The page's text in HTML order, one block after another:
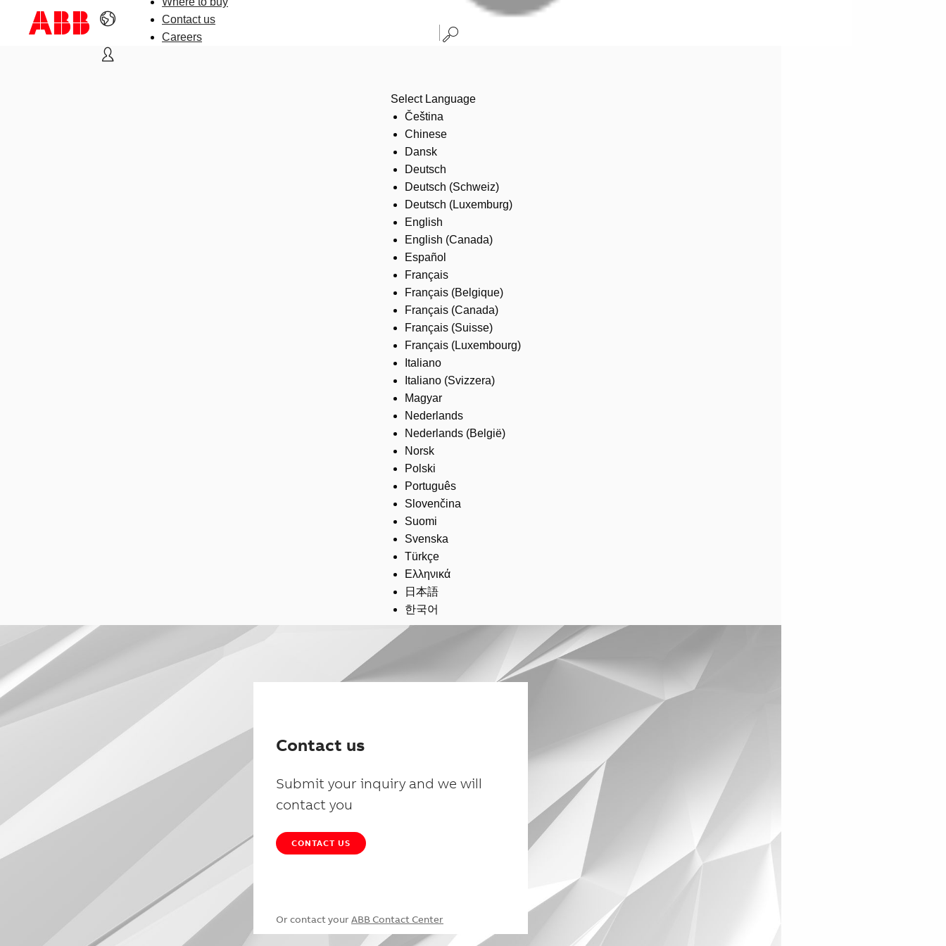
Contact us
Careers
Select Language
Čeština
Chinese
Dansk
Deutsch
Deutsch (Schweiz)
Deutsch (Luxemburg)
English
English (Canada)
Español
Français
Français (Belgique)
Français (Canada)
Français (Suisse)
Français (Luxembourg)
Italiano
Italiano (Svizzera)
Magyar
Nederlands
Nederlands (België)
Norsk
Polski
Português
Slovenčina
Suomi
Svenska
Türkçe
Ελληνικά
日本語
한국어
Contact us
Submit your inquiry and we will
contact you
CONTACT US
Or contact your ABB Contact Center